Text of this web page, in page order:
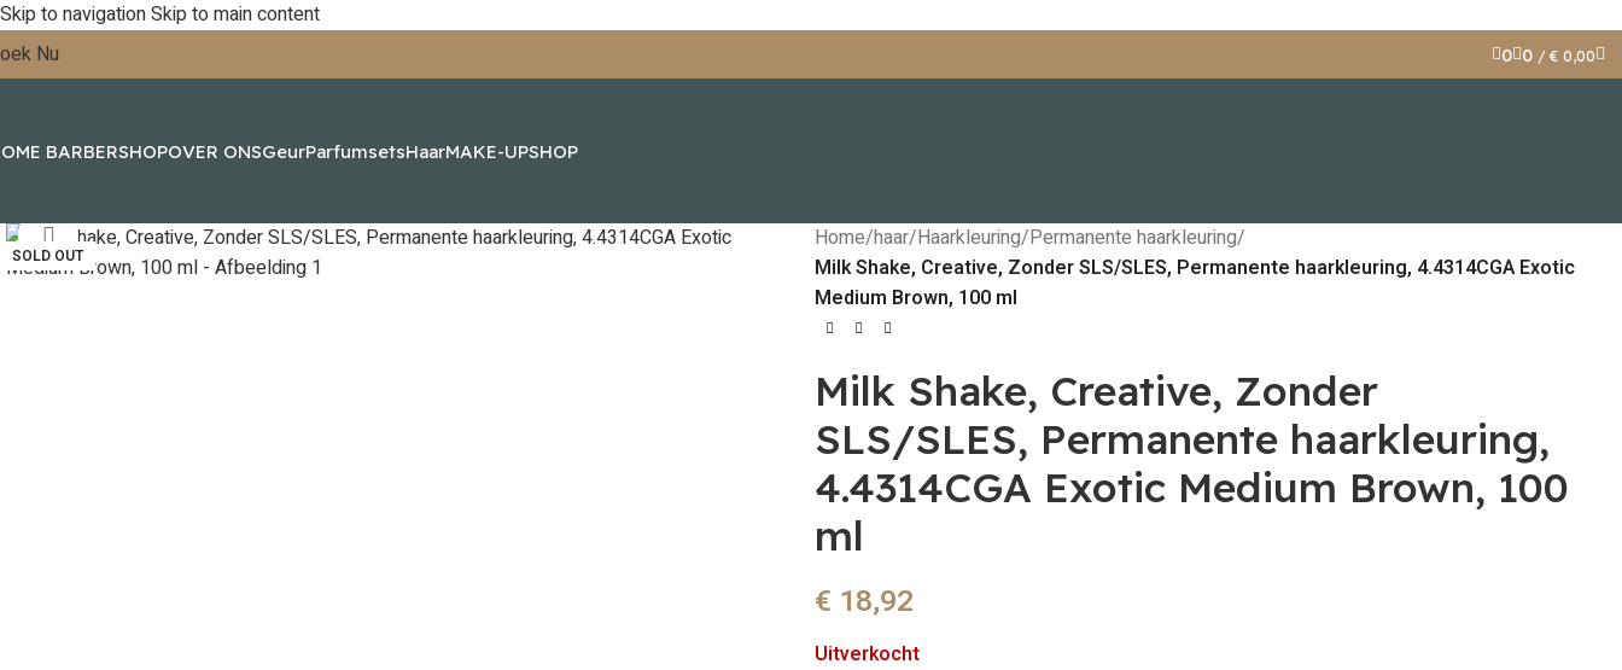
Skip to navigationSkip to main content
Nu
0 0 / € 0,00
BARBERSHOPOVER ONSGeurParfumsetsHaarMAKE-UPSHOP
SOLD OUT
Click to enlarge Home/haar/Haarkleuring/Permanente haarkleuring/
Milk Shake, Creative, Zonder SLS/SLES, Permanente haarkleuring, 4.4314CGA Exotic
Medium Brown, 100 ml
Milk Shake, Creative, Zonder
SLS/SLES, Permanente haarkleuring,
4.4314CGA Exotic Medium Brown, 100
ml
€ 18,92
Uitverkocht